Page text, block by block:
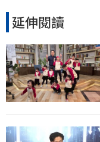
延伸閱讀